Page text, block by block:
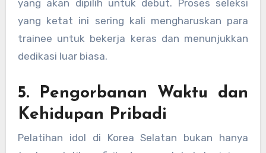
yang akan dipilih untuk debut. Proses seleksi
yang ketat ini sering kali mengharuskan para
trainee untuk bekerja keras dan menunjukkan
dedikasi luar biasa.
5. Pengorbanan Waktu dan
Kehidupan Pribadi
Pelatihan idol di Korea Selatan bukan hanya